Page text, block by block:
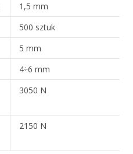
1,5 mm
500 sztuk
5 mm
4÷6 mm
3050 N
2150 N